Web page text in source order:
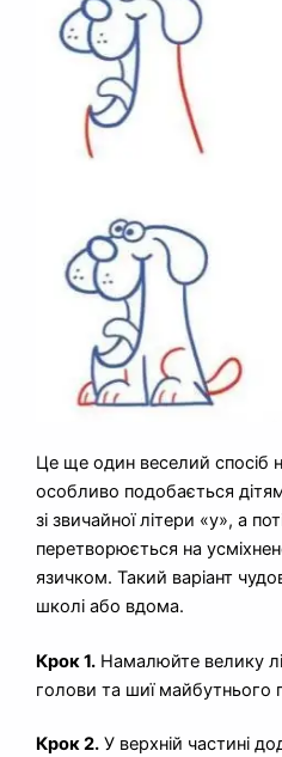
Це ще один веселий спосіб
особливо подобається
зі звичайної літери «y», а
перетворюється на
язичком. Такий варіант
школі або вдома.
Крок 1. Намалюйте велику
голови та шиї майбутнього
Крок 2. У верхній частині